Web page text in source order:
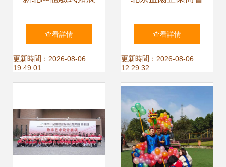
訓練與常州周邊團
建活動策劃指南
查看詳情
更新時間：2026-08-06
19:49:01
亮相2019湖南貧困
地區優質產品北京
產銷對接活動，創
新體驗式拓展助力
扶貧
查看詳情
更新時間：2026-08-06
12:29:32